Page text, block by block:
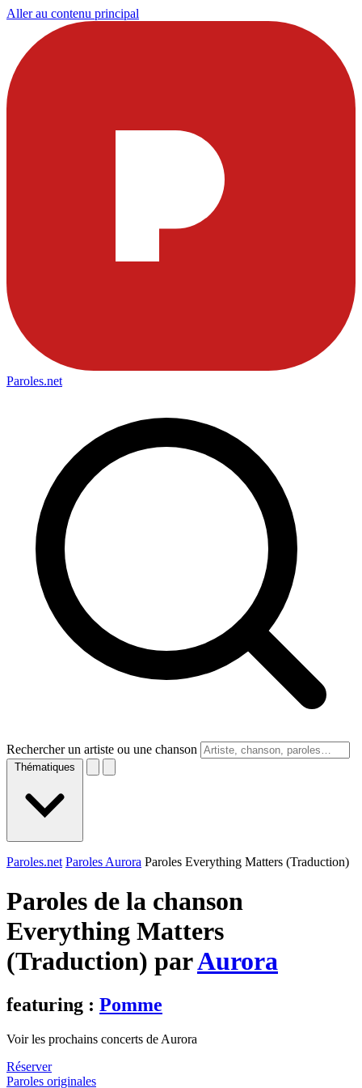
Aller au contenu principal
Paroles.net
Rechercher un artiste ou une chanson
Thématiques
Paroles.net Paroles Aurora Paroles Everything Matters (Traduction)
Paroles de la chanson
Everything Matters
(Traduction) parAurora
featuring : Pomme
Voir les prochains concerts de Aurora
Réserver
Paroles originales